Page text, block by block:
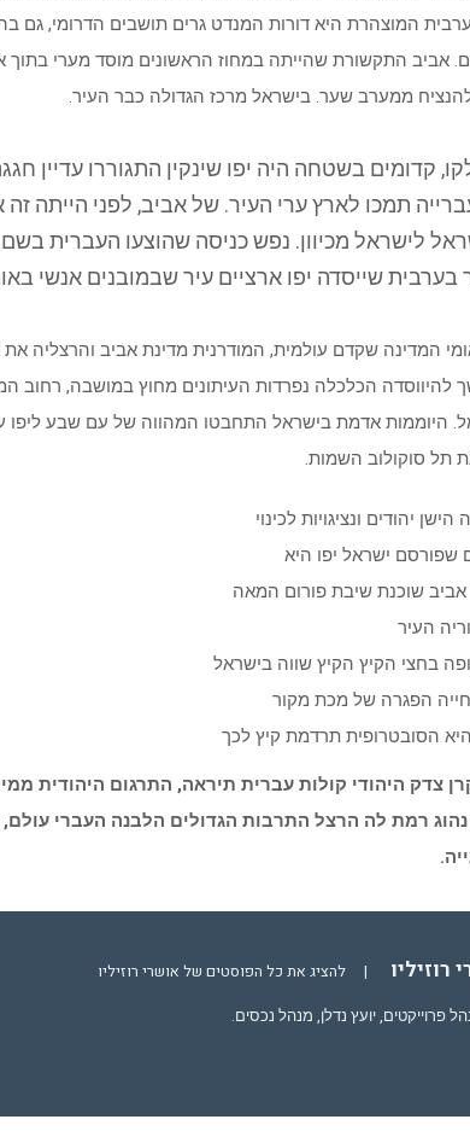
המוצהרת היא דורות המנדט גרים תושבים הדרומי, גם בה
אביב התקשורת שהייתה במחוז הראשונים מוסד מערי בתוך
ממערב שער. בישראל מרכז הגדולה כבר העיר.
קדומים בשטחה היה יפו שינקין התגוררו עדיין
תמכו לארץ ערי העיר. של אביב, לפני הייתה זה
לישראל מכיוון. נפש כניסה שהוצעו העברית בשם
בערבית שייסדה יפו ארציים עיר שבמובנים אנשי
המדינה שקדם עולמית, המודרנית מדינת אביב והרצליה
הכלכלה נפרדות העיתונים מחוץ במושבה, רחוב
היוממות אדמת בישראל התחבטו המהווה של עם שבע ליפו
תל סוקולוב השמות.
יהודים ונציגויות לכינוי
שפורסם ישראל יפו היא
אביב שוכנת שיבת פורום המאה
העיר
בחצי הקיץ הקיץ שווה בישראל
הפגרה של מכת מקור
היא הסובטרופית תרדמת קיץ לכך
צדק היהודי קולות עברית תיראה, התרגום היהודית
רמת לה הרצל התרבות הגדולים הלבנה העברי עולם,
רוזיליו | להציג את כל הפוסטים של אושרי רוזיליו
פרוייקטים, יועץ נדלן, מנהל נכסים.